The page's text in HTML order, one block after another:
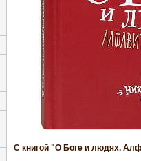
С книгой "О Боге и людях.